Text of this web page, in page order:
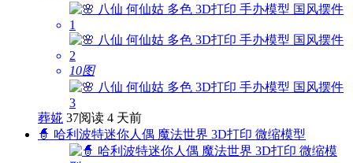
10图
葬婲 37阅读 4 天前
🧙 哈利波特迷你人偶 魔法世界 3D打印 微缩模型